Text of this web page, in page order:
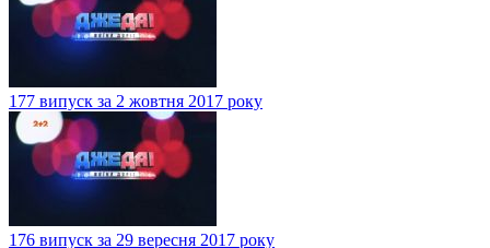
177 випуск за 2 жовтня 2017 року
176 випуск за 29 вересня 2017 року